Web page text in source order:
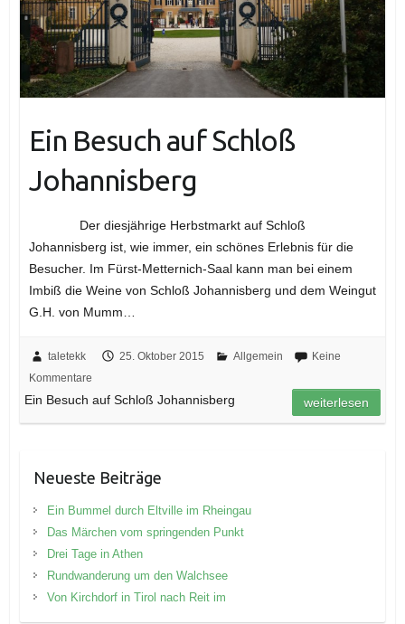
Ein Besuch auf Schloß
Johannisberg
Der diesjährige Herbstmarkt auf Schloß
Johannisberg ist, wie immer, ein schönes Erlebnis für die
Besucher. Im Fürst-Metternich-Saal kann man bei einem
Imbiß die Weine von Schloß Johannisberg und dem Weingut
G.H. von Mumm…
taletekk 25. Oktober 2015 Allgemein
Keine
Kommentare
Ein Besuch auf Schloß Johannisberg weiterlesen
Neueste Beiträge
Ein Bummel durch Eltville im Rheingau
Das Märchen vom springenden Punkt
Drei Tage in Athen
Rundwanderung um den Walchsee
Von Kirchdorf in Tirol nach Reit im